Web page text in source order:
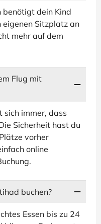
benötigt dein Kind
eigenen Sitzplatz an
mehr auf dem
Flug mit
sich immer, dass
Sicherheit hast du
vorher
online
buchen?
Essen bis zu 24